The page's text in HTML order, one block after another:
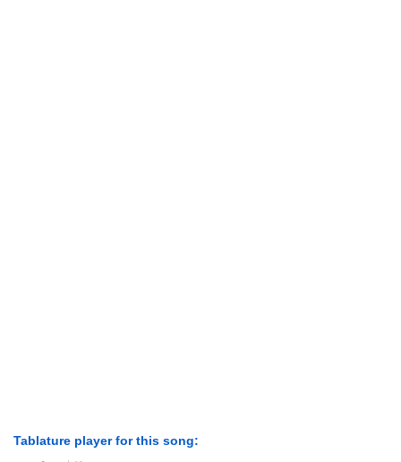
Tablature player for this song: